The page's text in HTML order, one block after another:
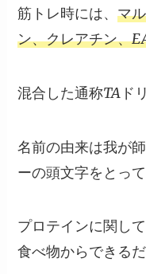
筋トレ時には、マ
ン、クレアチン、
混合した通称TAド
名前の由来は我が
ーの頭文字をとって
プロテインに関し
食べ物からできる